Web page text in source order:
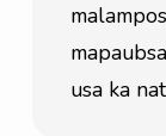
usa ka